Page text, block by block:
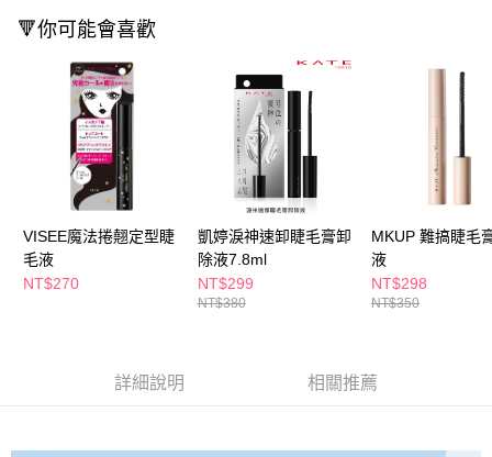
後付繳納相關費用。
※ 交易是否成功請以「AFTEE先享後付 」之結帳頁面顯示為準，若有關於
是否繳費成功／繳費後需取消欲退款等相關疑問，請聯繫「AFTEE先享後付
客戶支援中心」https://netprotections.freshdesk.com/support/home
【注意事項】
１．透過由恩沛科技股份有限公司提供之「AFTEE先享後付」服務完成之交
易，需依本服務之必要範圍內提供個人資料，並將交易相關給付款項請求債
權轉讓予恩沛科技股份有限公司。
２．關於個人資料處理事宜，請瀏覽以下網址：
３．未成年的使用者請事先徵得法定代理人或監護人之同意方可使用
「AFTEE先享後付」，若未經同意申辦者引起之損失，本公司不負相關責
任。
４．使用「AFTEE先享後付」時，將依據個別帳號之用戶狀況，依本公司即
恩沛科技股份有限公司將有權停止該用戶之使用額度並採取法律行動。
付款後萊爾富取貨
每筆NT$65，滿NT$490(含以上)免運費
7-11取貨付款
每筆NT$65，滿NT$490(含以上)免運費
付款後7-11取貨
每筆NT$65，滿NT$490(含以上)免運費
宅配(本島)
每筆NT$100，滿NT$790(含以上)免運費
🔻你可能會喜歡
VISEE魔法捲翹定型睫
毛液
NT$270
凱婷淚神速卸睫毛膏卸
除液7.8ml
NT$299
NT$380
MKUP 難搞睫毛
液
NT$298
NT$350
詳細說明 相關推薦